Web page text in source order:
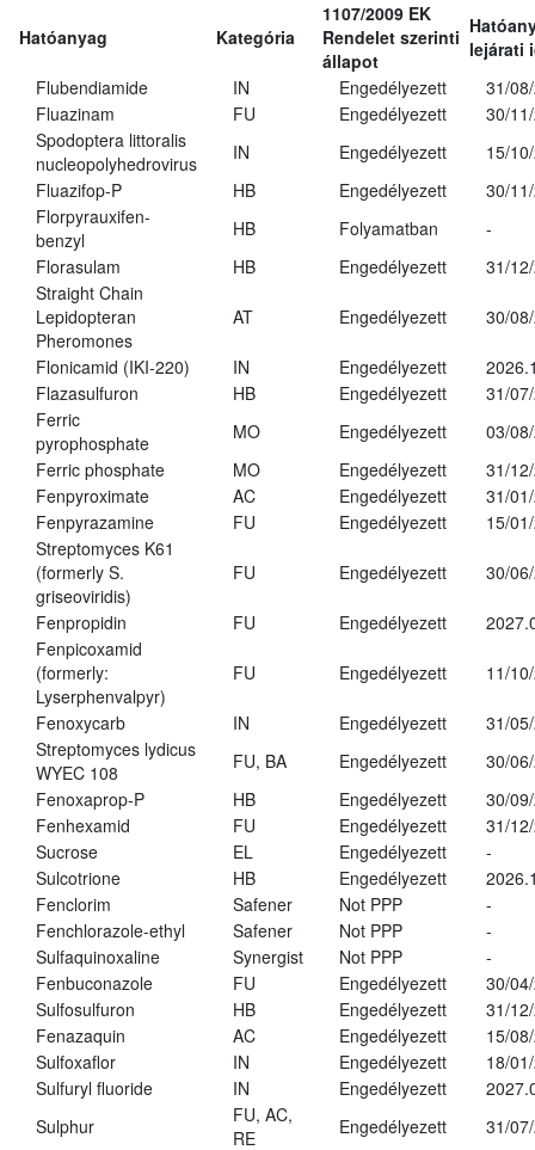
Hatóanyag Kategória
1107/2009 EK
Rendelet szerinti
állapot
lejárati
Flubendiamide
IN Engedélyezett
31/
Fluazinam
FU Engedélyezett
30/
Spodoptera littoralis
nucleopolyhedrovirus
IN Engedélyezett
15/
Fluazifop-P
HB Engedélyezett
30/
Florpyrauxifen-
benzyl
HB Folyamatban
-
Florasulam
HB Engedélyezett
31/
Straight Chain
Lepidopteran
Pheromones
AT Engedélyezett 30/
Flonicamid (IKI-220) IN Engedélyezett
Flazasulfuron
HB Engedélyezett
31/
Ferric
pyrophosphate
MO Engedélyezett
03/
Ferric phosphate
MO Engedélyezett
31/
Fenpyroximate
AC Engedélyezett
31/
Fenpyrazamine
FU Engedélyezett
15/
Streptomyces K61
(formerly S.
griseoviridis)
FU Engedélyezett 30/
Fenpropidin FU Engedélyezett
Fenpicoxamid
(formerly:
Lyserphenvalpyr)
FU Engedélyezett 11/
Fenoxycarb IN Engedélyezett
31/
Streptomyces lydicus
WYEC 108
FU, BA Engedélyezett
30/
Fenoxaprop-P
HB Engedélyezett
30/
Fenhexamid
FU Engedélyezett
31/
Sucrose
EL Engedélyezett
-
Sulcotrione
HB Engedélyezett
Fenclorim
Safener Not PPP
-
Fenchlorazole-ethyl
Safener Not PPP
-
Sulfaquinoxaline
Synergist Not PPP
-
Fenbuconazole
FU Engedélyezett
30/
Sulfosulfuron
HB Engedélyezett
31/
Fenazaquin
AC Engedélyezett
15/
Sulfoxaflor
IN Engedélyezett
18/
Sulfuryl fluoride
IN Engedélyezett
Sulphur
FU, AC,
RE
Engedélyezett
31/